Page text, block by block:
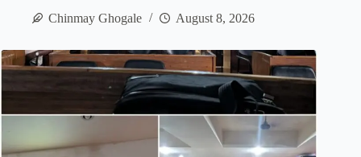
Chinmay Ghogale
August 8, 2026